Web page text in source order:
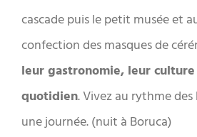
cascade puis le petit musée et
confection des masques de
leur gastronomie, leur
quotidien. Vivez au rythme
une journée. (nuit à Boruca)